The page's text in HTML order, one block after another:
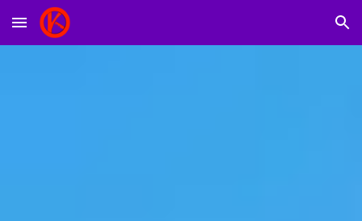
Skip to main content Skip to navigation